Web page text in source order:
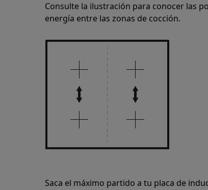
Consulte la ilustración para conocer las
energía entre las zonas de cocción.
Saca el máximo partido a tu placa de